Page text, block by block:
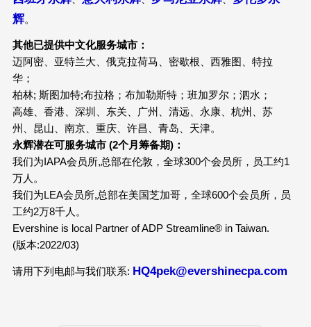
辉。
其他已提供中文化服务城市：
迈阿密、亚特兰大、俄克拉荷马、密歇根、西雅图、特拉
华；
柏林; 斯图加特;布拉格；布加勒斯特；班加罗尔；泗水；
高雄、香港、深圳、东关、广州、清远、永康、杭州、苏
州、昆山、南京、重庆、许昌、青岛、天津。
永辉潜在可服务城市 (2个月筹备期)：
我们为IAPA会员所,总部在伦敦，全球300个会员所，员工约1
万人。
我们为LEA会员所,总部在美国芝加哥，全球600个会员所，员
工约2万8千人。
Evershine is local Partner of ADP Streamline® in Taiwan.
(版本:2022/03)
请用下列电邮与我们联系: HQ4pek@evershinecpa.com